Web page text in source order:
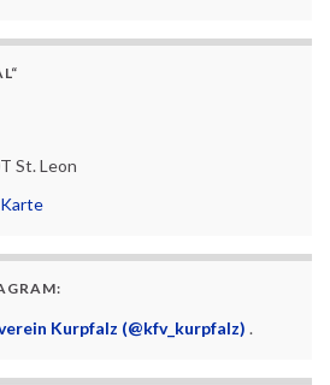
St. Leon
Kurpfalz (@kfv_kurpfalz) .